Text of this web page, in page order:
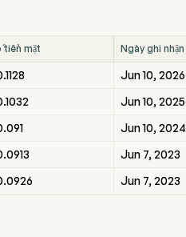
tiền mặt Ngày ghi nhận
Jun 10, 2026
Jun 10, 2025
Jun 10, 2024
Jun 7, 2023
Jun 7, 2023